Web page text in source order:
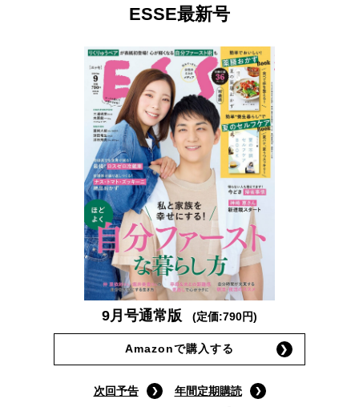
ESSE最新号
9月号通常版 (定価:790円)
Amazonで購入する
次回予告
年間定期購読